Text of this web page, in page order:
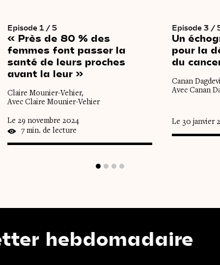
Episode 1 / 5
« Près de 80 % des
femmes font passer la
santé de leurs proches
avant la leur »
Claire Mounier-Vehier,
Avec Claire Mounier-Vehier
Le 29 novembre 2024
7 min. de lecture
Episode 3 /
Un
pour la
du
Canan
Avec Canan
Le 30 janvier